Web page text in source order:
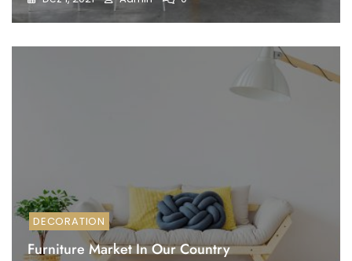
DECORATION
Furniture Market In Our Country